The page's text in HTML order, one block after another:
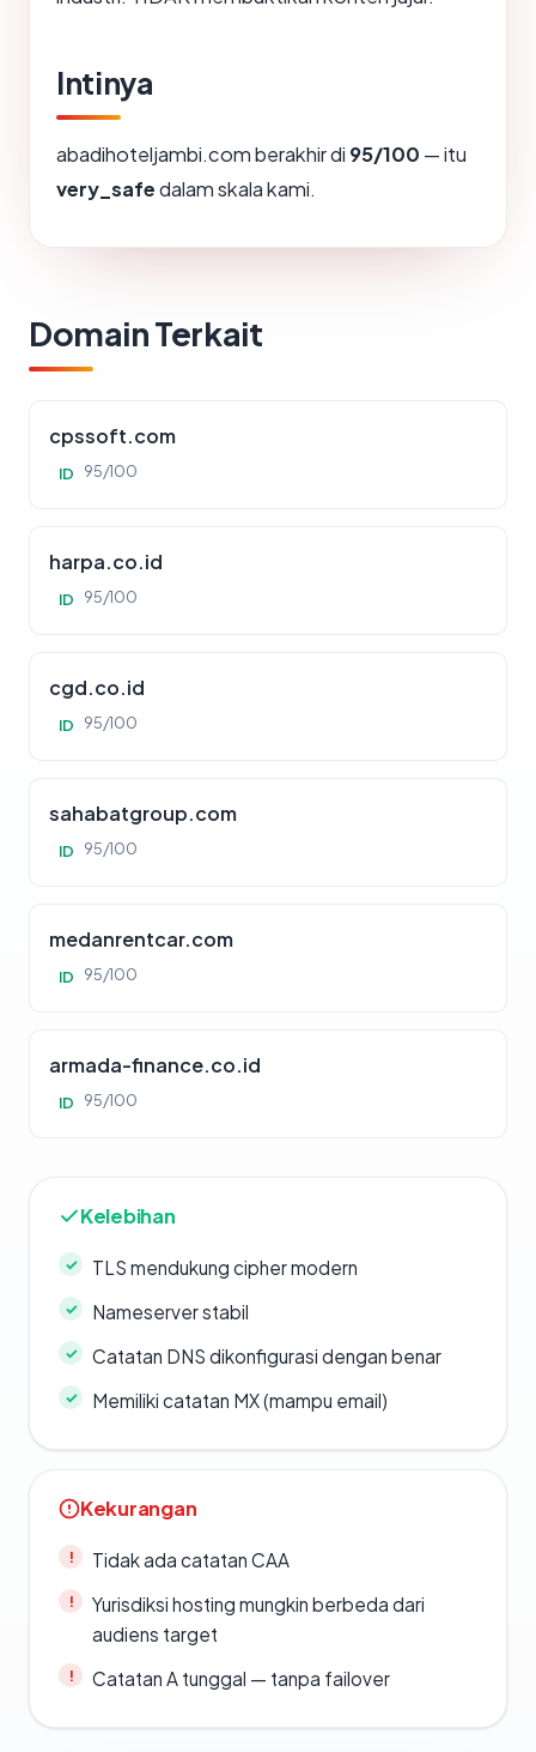
Intinya
abadihoteljambi.com berakhir di 95/100 — itu
very_safedalam skala kami.
Domain Terkait
cpssoft.com
ID 95/100
harpa.co.id
ID 95/100
cgd.co.id
ID 95/100
sahabatgroup.com
ID 95/100
medanrentcar.com
ID 95/100
armada-finance.co.id
ID 95/100
Kelebihan
TLS mendukung cipher modern
Nameserver stabil
Catatan DNS dikonfigurasi dengan benar
Memiliki catatan MX (mampu email)
Kekurangan
Tidak ada catatan CAA
Yurisdiksi hosting mungkin berbeda dari
audiens target
Catatan A tunggal — tanpa failover